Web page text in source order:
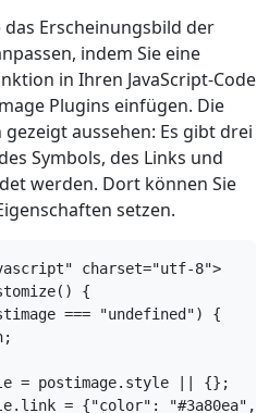
Erscheinungsbild der
indem Sie eine
in Ihren JavaScript-Code
Plugins einfügen. Die
aussehen: Es gibt drei
Symbols, des Links und
werden. Dort können Sie
setzen.
charset="utf-8">
{